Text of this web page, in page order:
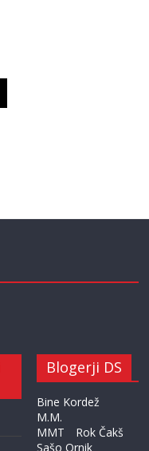
Blogerji DS
Bine Kordež
M.M.
MMT
Rok Čakš
Sašo Ornik